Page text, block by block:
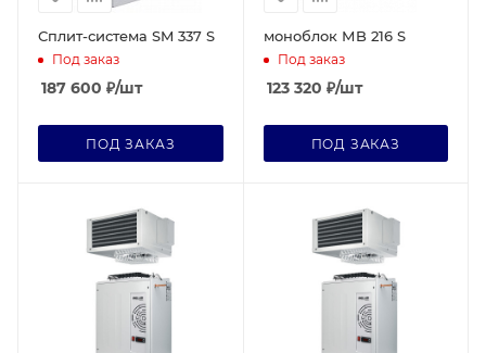
Сплит-система SM 337 S
Под заказ
187 600 ₽/шт
ПОД ЗАКАЗ
моноблок МB 216 S
Под заказ
123 320 ₽/шт
ПОД ЗАКАЗ